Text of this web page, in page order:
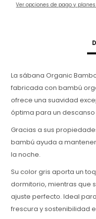
Ver opciones de pago y
La sábana Organic
fabricada con bambú
ofrece una suavidad
óptima para un
Gracias a sus
bambú ayuda a
la noche.
Su color gris aporta un
dormitorio, mientras que
ajuste perfecto. Ideal
frescura y sostenibilidad